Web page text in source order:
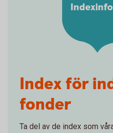
Index för
fonder
Ta del av de index som